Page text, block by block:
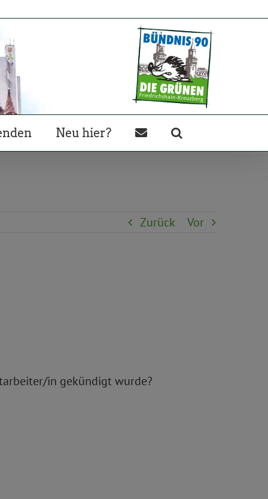
Neu hier?
Zurück Vor
in gekündigt wurde?